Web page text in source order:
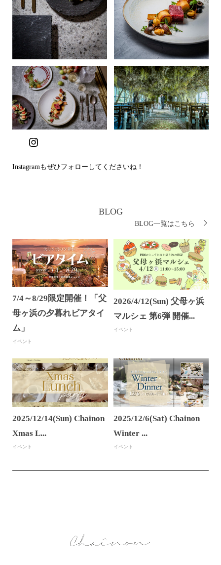
Instagram
Instagramもぜひフォローしてくださいね！
BLOG
BLOG一覧はこちら
7/4～8/29限定開催！「父
母ヶ浜の夕暮れビアタイ
ム」
イベント
2026/4/12(Sun) 父母ヶ浜
マルシェ 第6弾 開催...
イベント
2025/12/14(Sun) Chainon
Xmas L...
イベント
2025/12/6(Sat) Chainon
Winter ...
イベント